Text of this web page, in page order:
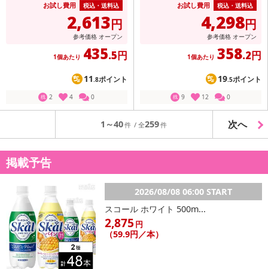
お試し費用 税込・送料込
2,613円
参考価格 オープン
1個あたり 435.5円
11 .8ポイント
残 2 4 0
お試し費用 税込・送料込
4,298円
参考価格 オープン
1個あたり 358.2円
19.5ポイント
残 9 12 0
1～40 259 次へ
掲載予告
2026/08/08 06:00 START
スコール ホワイト 500m...
2,875 円
（59.9円／本）